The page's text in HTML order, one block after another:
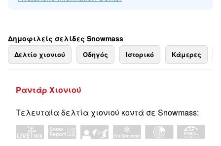
Δημοφιλείς σελίδες Snowmass
Δελτίο χιονιού Οδηγός Ιστορικό Κάμερες
Ραντάρ Χιονιού
Τελευταία δελτία χιονιού κοντά σε Snowmass: